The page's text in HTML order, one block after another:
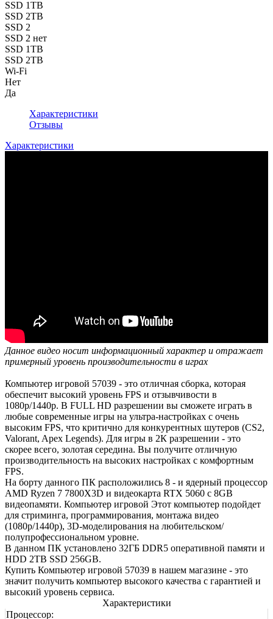
SSD 1TB
SSD 2TB
SSD 2
SSD 2 нет
SSD 1TB
SSD 2TB
Wi-Fi
Нет
Да
Характеристики
Отзывы
Характеристики
Данное видео носит информационный характер и отражает
примерный уровень производительности в играх
Компьютер игровой 57039 - это отличная сборка, которая
обеспечит высокий уровень FPS и отзывчивости в
1080р/1440р. В FULL HD разрешении вы сможете играть в
любые современные игры на ультра-настройках с очень
высоким FPS, что критично для конкурентных шутеров (CS2,
Valorant, Apex Legends). Для игры в 2К разрешении - это
скорее всего, золотая середина. Вы получите отличную
производительность на высоких настройках с комфортным
FPS.
На борту данного ПК расположились 8 - и ядерный процессор
AMD Ryzen 7 7800X3D и видеокарта RTX 5060 с 8GB
видеопамяти. Компьютер игровой Этот компьютер подойдет
для стриминга, программирования, монтажа видео
(1080р/1440р), 3D-моделирования на любительском/
полупрофессиональном уровне.
В данном ПК установлено 32ГБ DDR5 оперативной памяти и
HDD 2TB SSD 256GB.
Купить Компьютер игровой 57039 в нашем магазине - это
значит получить компьютер высокого качества с гарантией и
высокий уровень сервиса.
Характеристики
Процессор: